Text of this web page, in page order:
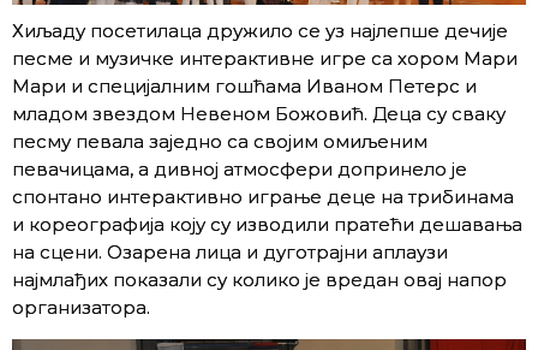
Хиљаду посетилаца дружило се уз најлепше дечије
песме и музичке интерактивне игре са хором Мари
Мари и специјалним гошћама Иваном Петерс и
младом звездом Невеном Божовић. Деца су сваку
песму певала заједно са својим омиљеним
певачицама, а дивној атмосфери допринело је
спонтано интерактивно играње деце на трибинама
и кореографија коју су изводили пратећи дешавања
на сцени. Озарена лица и дуготрајни аплаузи
најмлађих показали су колико је вредан овај напор
организатора.